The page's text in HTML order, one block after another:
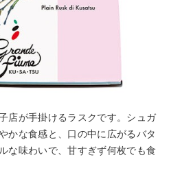
店が手掛けるラスクです。シュガ
かな食感と、口の中に広がるバタ
な味わいで、甘すぎず何枚でも食